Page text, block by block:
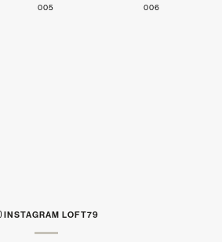
005 006
INSTAGRAM LOFT79